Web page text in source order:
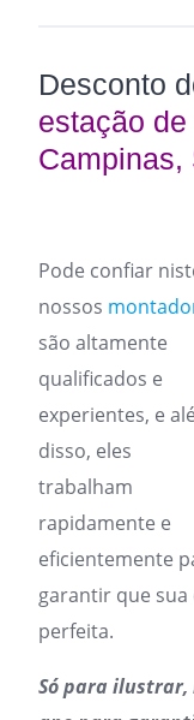
Desconto
estação
Campinas,
Pode confiar
nossos
são altamente
qualificados e
experientes, e
disso, eles
trabalham
rapidamente e
eficientemente
garantir que sua
perfeita.
Só para ilustrar,